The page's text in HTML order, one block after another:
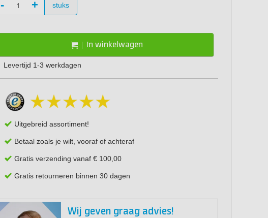
- + stuks
In winkelwagen
Levertijd 1-3 werkdagen
Uitgebreid assortiment!
Betaal zoals je wilt, vooraf of achteraf
Gratis verzending vanaf € 100,00
Gratis retourneren binnen 30 dagen
Wij geven graag advies!